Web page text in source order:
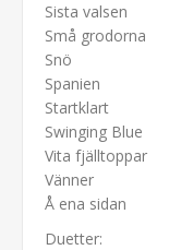
Sista valsen
Små grodorna
Snö
Spanien
Startklart
Swinging Blue
Vita fjälltoppar
Vänner
Å ena sidan
Duetter: